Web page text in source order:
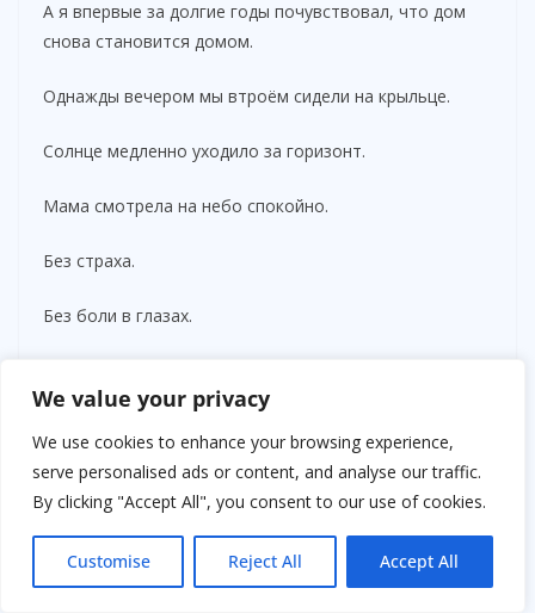
We value your privacy
We use cookies to enhance your browsing experience,
serve personalised ads or content, and analyse our traffic.
By clicking "Accept All", you consent to our use of cookies.
Customise Reject All Accept All
А я впервые за долгие годы почувствовал, что дом
снова становится домом.
Однажды вечером мы втроём сидели на крыльце.
Солнце медленно уходило за горизонт.
Мама смотрела на небо спокойно.
Без страха.
Без боли в глазах.
— Я должен был рассказать раньше…
Мама сразу обняла его.
— Нет, мой хороший. Ты был ребёнком. И ты спас